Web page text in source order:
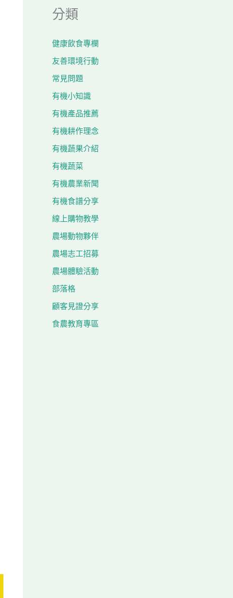
分類
健康飲食專欄
友善環境行動
常見問題
有機小知識
有機產品推薦
有機耕作理念
有機蔬果介紹
有機蔬菜
有機農業新聞
有機食譜分享
線上購物教學
農場動物夥伴
農場志工招募
農場體驗活動
部落格
顧客見證分享
食農教育專區